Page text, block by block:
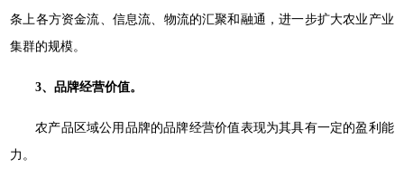
条上各方资金流、信息流、物流的汇聚和融通，进一步扩大农业产业
集群的规模。
3、品牌经营价值。
农产品区域公用品牌的品牌经营价值表现为其具有一定的盈利能
力。